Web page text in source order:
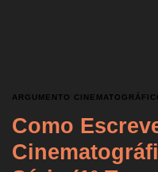
ARGUMENTO
Como